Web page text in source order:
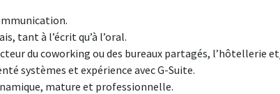
tant à l’écrit qu’à l’oral.
du coworking ou des bureaux partagés,
systèmes et expérience avec G-Suite.
mature et professionnelle.